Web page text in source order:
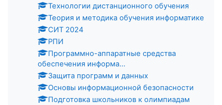
Технологии дистанционного обучения
Теория и методика обучения информатике
СИТ 2024
РПИ
Программно-аппаратные средства
обеспечения информа...
Защита программ и данных
Основы информационной безопасности
Подготовка школьников к олимпиадам